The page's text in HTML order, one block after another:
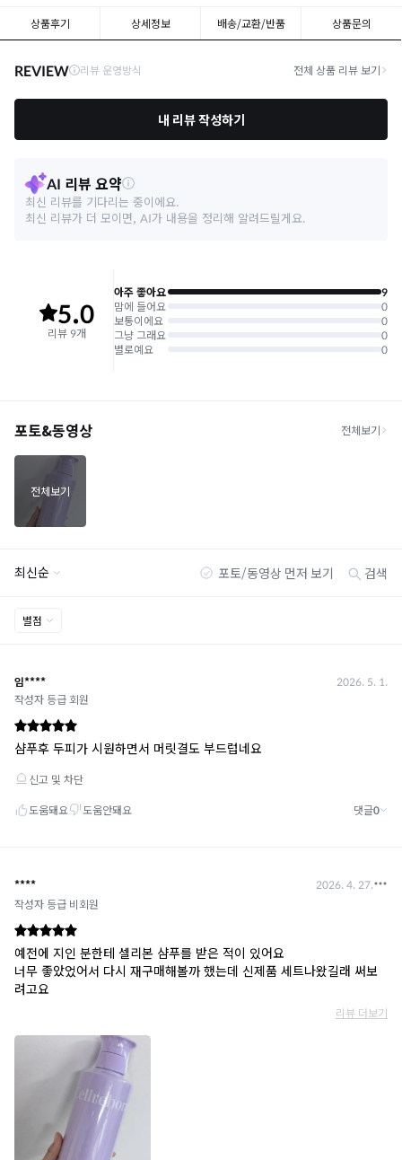
상품후기 상세정보 배송/교환/반품 상품문의